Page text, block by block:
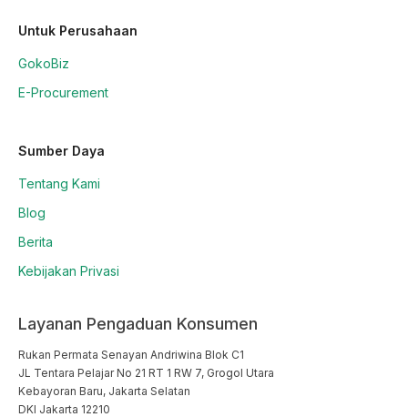
Untuk Perusahaan
GokoBiz
E-Procurement
Sumber Daya
Tentang Kami
Blog
Berita
Kebijakan Privasi
Layanan Pengaduan Konsumen
Rukan Permata Senayan Andriwina Blok C1
JL Tentara Pelajar No 21 RT 1 RW 7, Grogol Utara
Kebayoran Baru, Jakarta Selatan
DKI Jakarta 12210